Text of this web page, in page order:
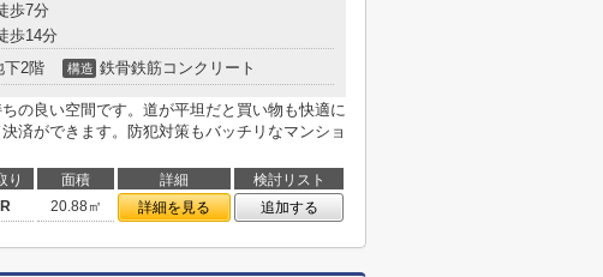
歩7分
歩14分
下2階 構造 鉄骨鉄筋コンクリート
の良い空間です。道が平坦だと買い物も快適に
済ができます。防犯対策もバッチリなマンショ
り 面積 詳細
検討リスト
20.88㎡ 詳細を見る 追加する